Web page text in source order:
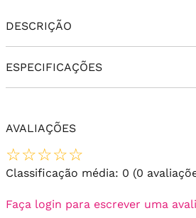
DESCRIÇÃO
ESPECIFICAÇÕES
AVALIAÇÕES
☆☆☆☆☆
Classificação média: 0 (0
Faça login para escrever uma